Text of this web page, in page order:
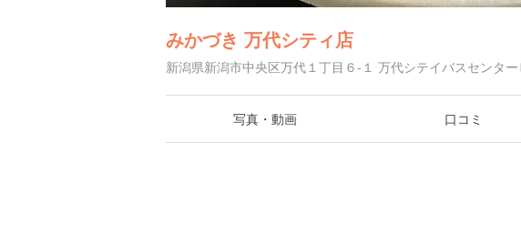
みかづき 万代シティ店
新潟県新潟市中央区万代１丁目６-１ 万代シテイバスセンタ
写真・動画 口コミ